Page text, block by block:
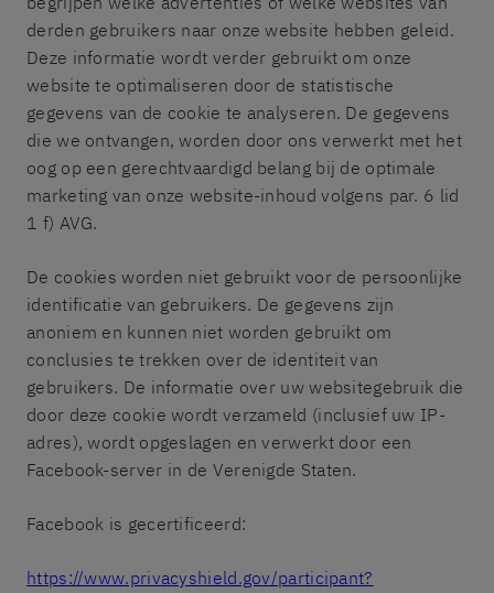
derden gebruikers naar onze website hebben geleid.
Deze informatie wordt verder gebruikt om onze
website te optimaliseren door de statistische
gegevens van de cookie te analyseren. De gegevens
die we ontvangen, worden door ons verwerkt met het
oog op een gerechtvaardigd belang bij de optimale
marketing van onze website-inhoud volgens par. 6 lid
1 f) AVG.
De cookies worden niet gebruikt voor de persoonlijke
identificatie van gebruikers. De gegevens zijn
anoniem en kunnen niet worden gebruikt om
conclusies te trekken over de identiteit van
gebruikers. De informatie over uw websitegebruik die
door deze cookie wordt verzameld (inclusief uw IP-
adres), wordt opgeslagen en verwerkt door een
Facebook-server in de Verenigde Staten.
Facebook is gecertificeerd:
https://www.privacyshield.gov/participant?